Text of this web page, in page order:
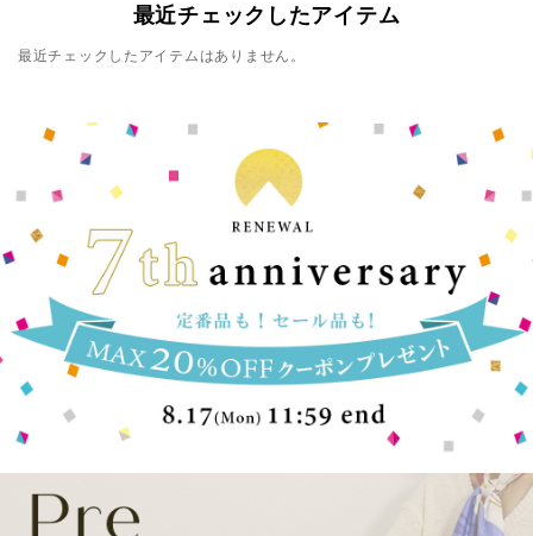
最近チェックしたアイテム
最近チェックしたアイテムはありません。